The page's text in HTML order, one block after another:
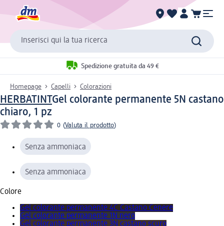
Inserisci qui la tua ricerca
Spedizione gratuita da 49 €
Homepage Capelli Colorazioni
HERBATINTGel colorante permanente 5N castano
chiaro, 1 pz
0 (Valuta il prodotto)
Senza ammoniaca
Senza ammoniaca
Colore
Gel colorante permanente 4C Castano Cenere
Gel colorante permanente 1N nero
Gel colorante permanente 3N castano scuro